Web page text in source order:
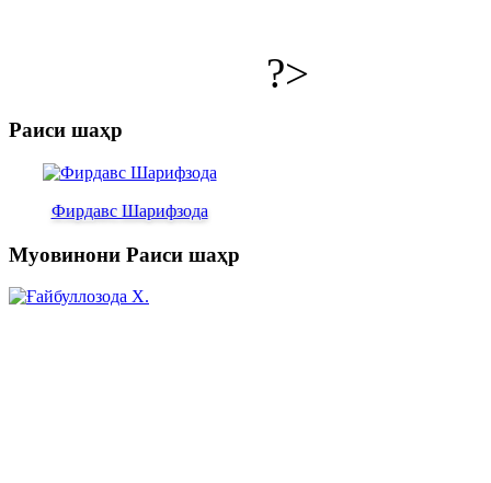
?>
Раиси шаҳр
Фирдавс Шарифзода
Муовинони Раиси шаҳр